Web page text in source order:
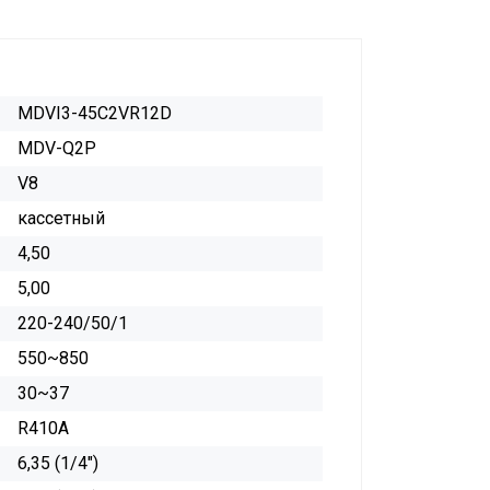
MDVI3-45C2VR12D
MDV-Q2P
V8
кассетный
4,50
5,00
220-240/50/1
550~850
30~37
R410A
6,35 (1/4")